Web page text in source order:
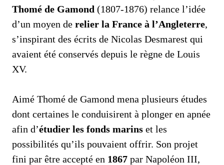
Thomé de Gamond (1807-1876) relance l’idée
d’un moyen de relier la France à l’Angleterre,
s’inspirant des écrits de Nicolas Desmarest qui
avaient été conservés depuis le règne de Louis
XV.
Aimé Thomé de Gamond mena plusieurs études
dont certaines le conduisirent à plonger en apnée
afin d’étudier les fonds marins et les
possibilités qu’ils pouvaient offrir. Son projet
fini par être accepté en 1867 par Napoléon III,